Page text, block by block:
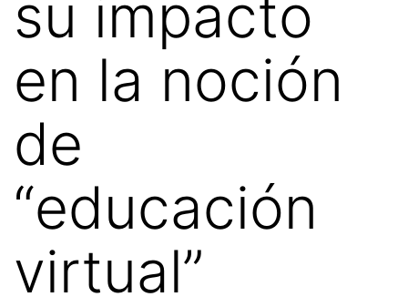
su impacto
en la noción
de
“educación
virtual”